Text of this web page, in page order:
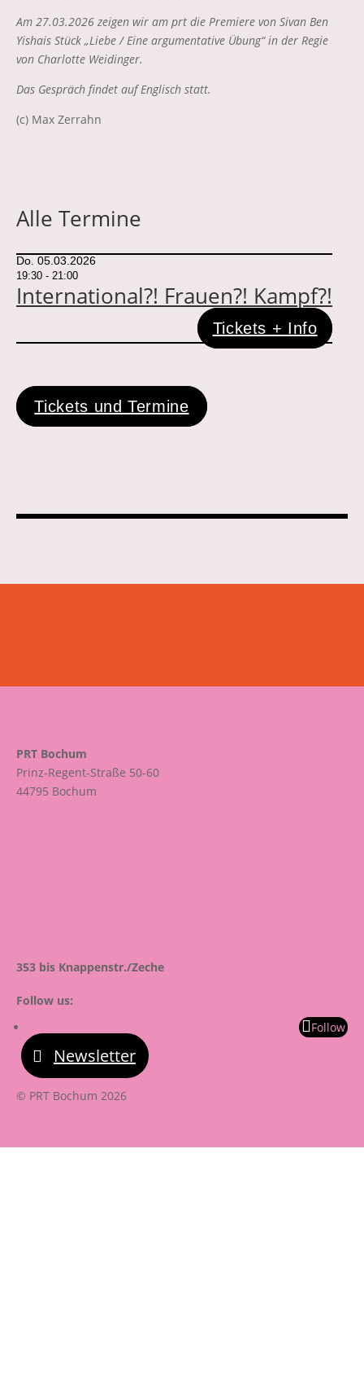
Am 27.03.2026 zeigen wir am prt die Premiere von Sivan Ben
Yishais Stück „Liebe / Eine argumentative Übung“ in der Regie
von Charlotte Weidinger.
Das Gespräch findet auf Englisch statt.
(c) Max Zerrahn
Alle Termine
Do. 05.03.2026
19:30 - 21:00
International?! Frauen?! Kampf?!
Tickets + Info
Tickets und Termine
PRT Bochum
Prinz-Regent-Straße 50-60
44795 Bochum
353 bis Knappenstr./Zeche
Follow us:
Follow
Newsletter
© PRT Bochum 2026